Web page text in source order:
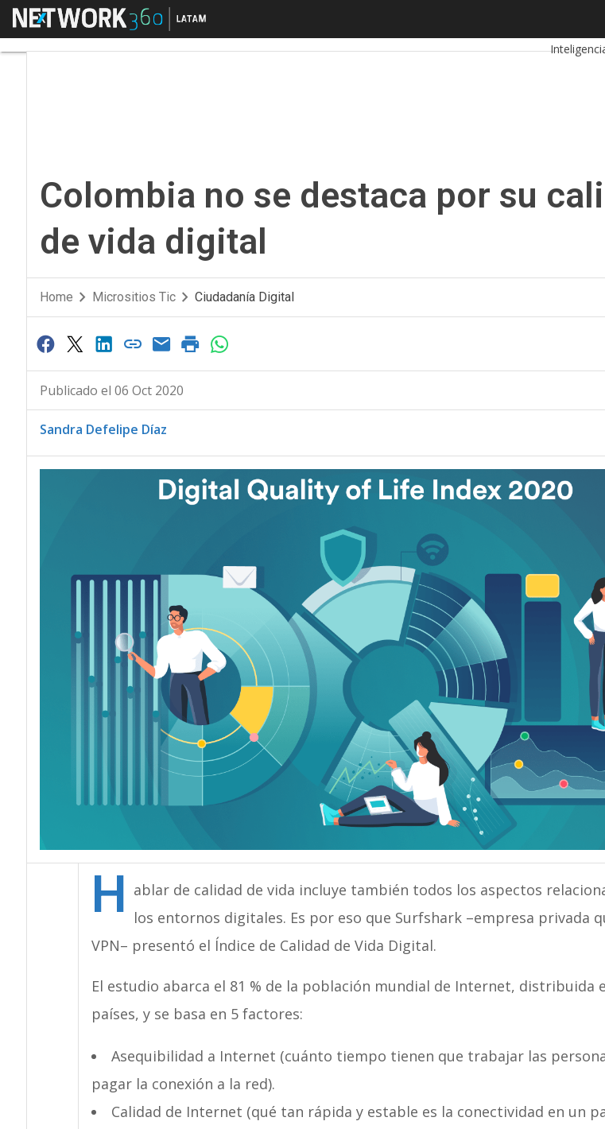
Menú
Colombia no se destaca por su
de vida digital
Home Micrositios Tic Ciudadanía Digital
Publicado el 06 Oct 2020
Sandra Defelipe Díaz
H ablar de calidad de vida incluye también todos los aspectos
los entornos digitales. Es por eso que Surfshark –empresa privada
VPN– presentó el Índice de Calidad de Vida Digital.
El estudio abarca el 81 % de la población mundial de Internet, distribuida
países, y se basa en 5 factores:
Asequibilidad a Internet (cuánto tiempo tienen que trabajar las
pagar la conexión a la red).
Calidad de Internet (qué tan rápida y estable es la conectividad en un
C